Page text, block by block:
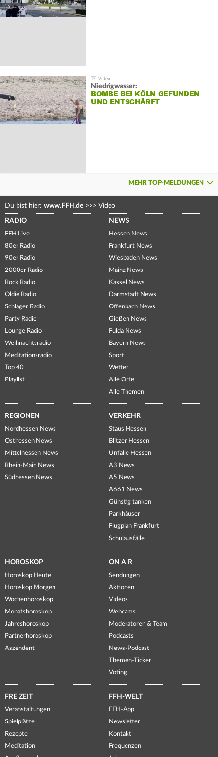
Niedrigwasser:
BOMBE BEI KÖLN GEFUNDEN
UND ENTSCHÄRFT
MEHR TOP-MELDUNGEN
Du bist hier: www.FFH.de >>> Video
RADIO
FFH Live
80er Radio
90er Radio
2000er Radio
Rock Radio
Oldie Radio
Schlager Radio
Party Radio
Lounge Radio
Weihnachtsradio
Meditationsradio
Top 40
Playlist
NEWS
Hessen News
Frankfurt News
Wiesbaden News
Mainz News
Kassel News
Darmstadt News
Offenbach News
Gießen News
Fulda News
Bayern News
Sport
Wetter
Alle Orte
Alle Themen
REGIONEN
Nordhessen News
Osthessen News
Mittelhessen News
Rhein-Main News
Südhessen News
VERKEHR
Staus Hessen
Blitzer Hessen
Unfälle Hessen
A3 News
A5 News
A661 News
Günstig tanken
Parkhäuser
Flugplan Frankfurt
Schulausfälle
HOROSKOP
Horoskop Heute
Horoskop Morgen
Wochenhoroskop
Monatshoroskop
Jahreshoroskop
Partnerhoroskop
Aszendent
ON AIR
Sendungen
Aktionen
Videos
Webcams
Moderatoren & Team
Podcasts
News-Podcast
Themen-Ticker
Voting
FREIZEIT
Veranstaltungen
Spielplätze
Rezepte
Meditation
FFH-WELT
FFH-App
Newsletter
Kontakt
Frequenzen